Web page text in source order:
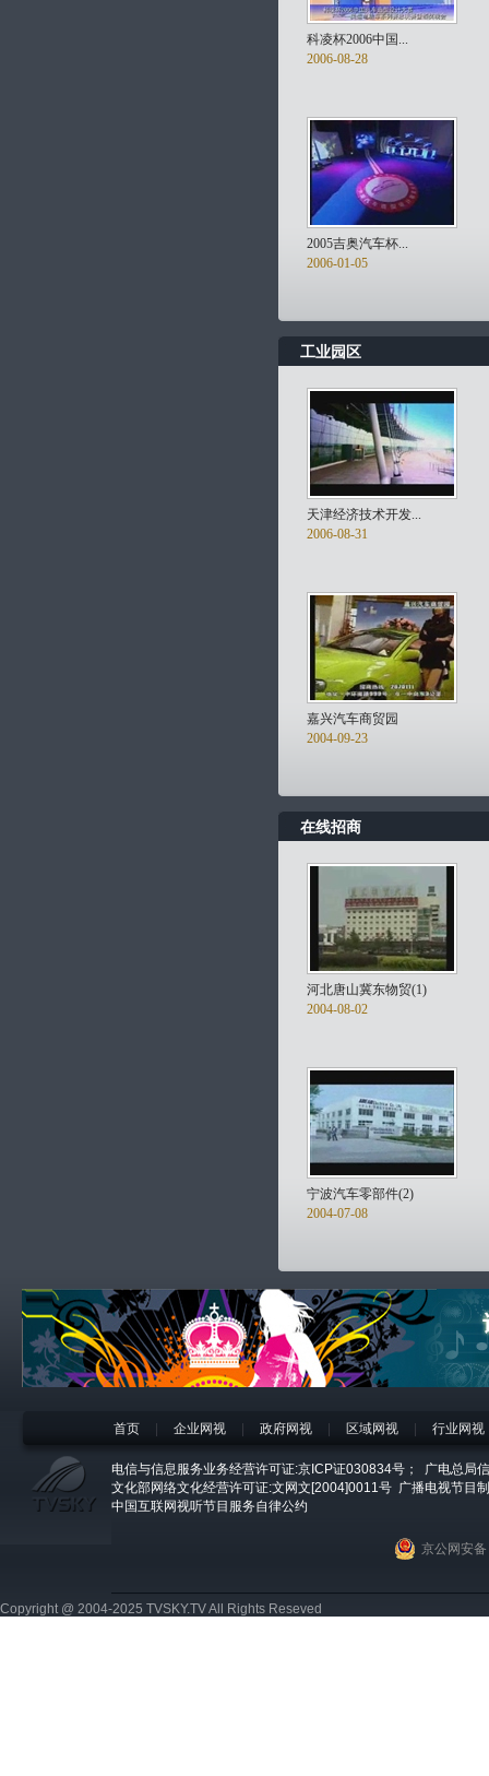
科凌杯2006中国...
2006-08-28
2005吉奥汽车杯...
2006-01-05
工业园区
天津经济技术开发...
2006-08-31
嘉兴汽车商贸园
2004-09-23
在线招商
河北唐山冀东物贸(1)
2004-08-02
宁波汽车零部件(2)
2004-07-08
首页 企业网视 政府网视 区域网视 行业网视
电信与信息服务业务经营许可证:京ICP证030834号；
广电总局
文化部网络文化经营许可证:文网文[2004]0011号 广播电视节目
中国互联网视听节目服务自律公约
京公网安
Copyright @ 2004-2025 TVSKY.TV All Rights Reseved